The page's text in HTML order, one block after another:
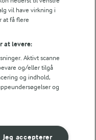
vil have virkning i
at få flere
at levere:
Aktivt scanne
og/eller tilgå
og indhold,
og
Jeg accepterer